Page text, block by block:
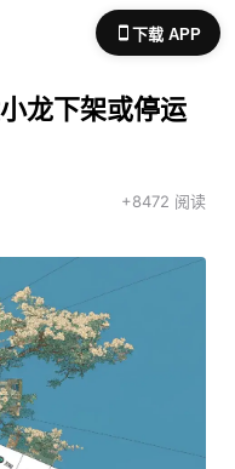
下载 APP
龙下架或停运
+8472 阅读